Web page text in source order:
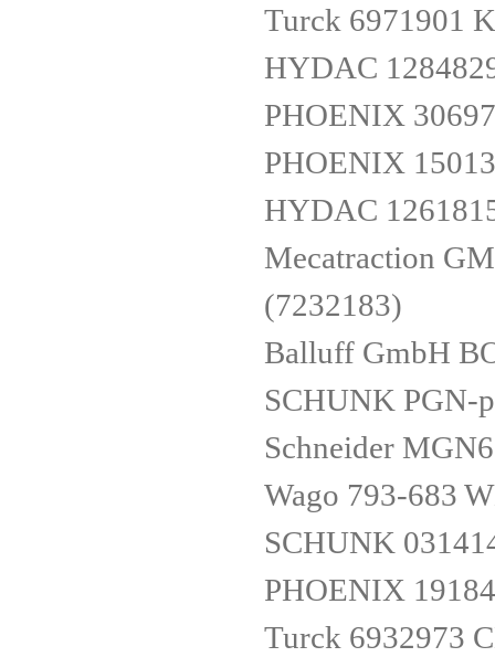
Turck 6971901
HYDAC
PHOENIX
PHOENIX
HYDAC
Mecatraction
(7232183)
Balluff GmbH
SCHUNK PGN-
Schneider
Wago 793-683
SCHUNK
PHOENIX
Turck 6932973